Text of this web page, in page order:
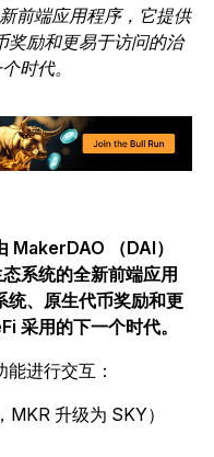
前端应用程序，它提供
奖励和更易于访问的治
时代。
MakerDAO （DAI）
系统的全新前端应用
统、原生代币奖励和更
采用的下一个时代。
进行交互：
升级为 SKY）